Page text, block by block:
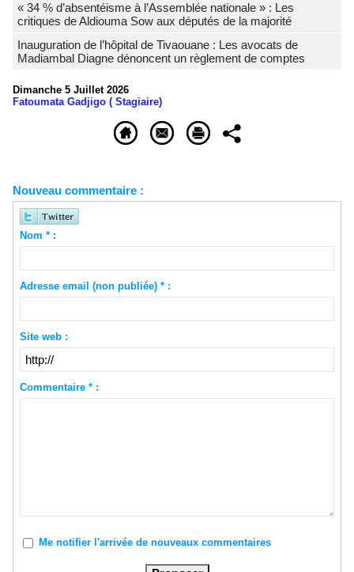
« 34 % d’absentéisme à l’Assemblée nationale » : Les
critiques de Aldiouma Sow aux députés de la majorité
Inauguration de l’hôpital de Tivaouane : Les avocats de
Madiambal Diagne dénoncent un règlement de comptes
Dimanche 5 Juillet 2026
Fatoumata Gadjigo ( Stagiaire)
Nouveau commentaire :
Nom * :
Adresse email (non publiée) * :
Site web :
Commentaire * :
Me notifier l'arrivée de nouveaux commentaires